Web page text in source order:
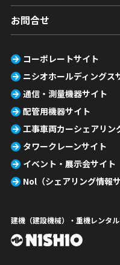
お問合せ
コーポレートサイト
ニシオホールディングス
通信・測量機器サイト
配管用機器サイト
工事車両カーシェアリン
タワークレーンサイト
イベント・展示会サイト
Nol（シェアリング情報サ
建機（建設機械）・重機レンタ